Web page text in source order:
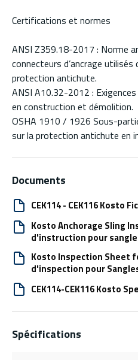
Certifications et normes
ANSI Z359.18-2017 : Norme
connecteurs d’ancrage
protection antichute.
ANSI A10.32-2012 :
en construction et démolition.
OSHA 1910 / 1926 Sous-
sur la protection antichute en
Documents
CEK114 - CEK116 Kosto
Kosto Anchorage Sling
d'instruction pour
Kosto Inspection Sheet
d'inspection pour
CEK114-CEK116 Kosto
Spécifications